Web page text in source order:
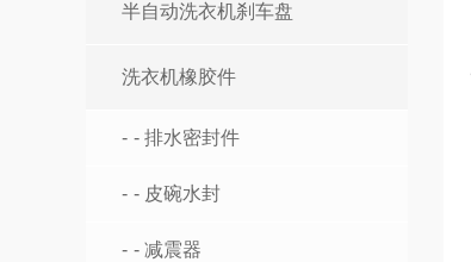
半自动洗衣机刹车盘
洗衣机橡胶件
- 排水密封件
- 皮碗水封
- 减震器